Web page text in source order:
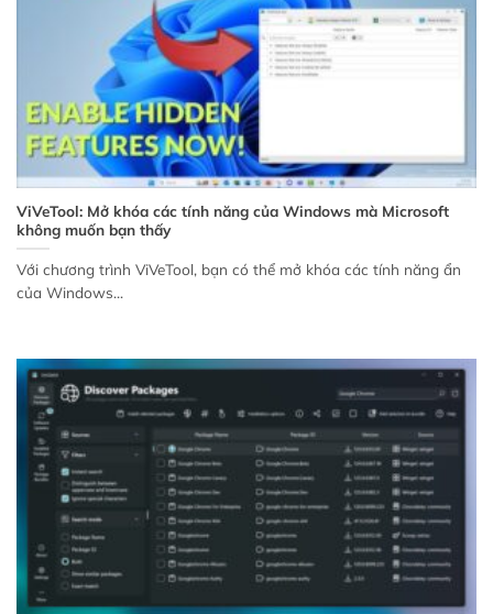
ViVeTool: Mở khóa các tính năng của Windows mà Microsoft
không muốn bạn thấy
Với chương trình ViVeTool, bạn có thể mở khóa các tính năng ẩn
của Windows...